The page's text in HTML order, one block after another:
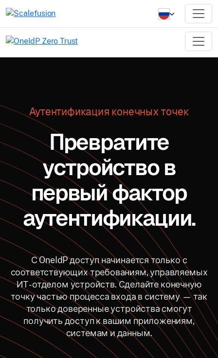
Аутентификация конечных точек
Превратите
устройство в
первый фактор
аутентификации.
С OneIdP доступ начинается только с
соответствующих требованиям, управляемых
ИТ-отделом устройств. Сделайте конечную
точку частью процесса входа в систему — так
только доверенные устройства смогут
получить доступ к вашим приложениям,
системам и данным.